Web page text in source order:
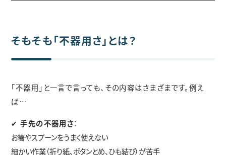
そもそも「不器用さ」とは？
「不器用」と一言で言っても、その内容はさまざまです。例え
ば…
✔手先の不器用さ：
お箸やスプーンをうまく使えない
細かい作業（折り紙、ボタンとめ、ひも結び）が苦手